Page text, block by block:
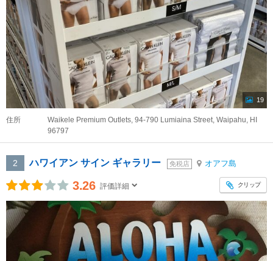
19
住所
Waikele Premium Outlets, 94-790 Lumiaina Street, Waipahu, HI
96797
2 ハワイアン サイン ギャラリー 免税店 オアフ島
3.26 評価詳細 クリップ